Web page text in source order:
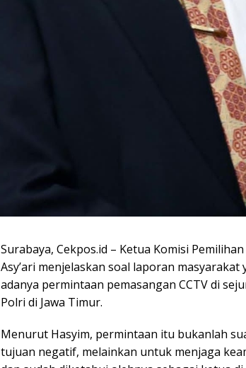
Surabaya, Cekpos.id – Ketua Komisi
Asy’ari menjelaskan soal laporan
adanya permintaan pemasangan CCTV di
Polri di Jawa Timur.
Menurut Hasyim, permintaan itu bukanlah
tujuan negatif, melainkan untuk menjaga